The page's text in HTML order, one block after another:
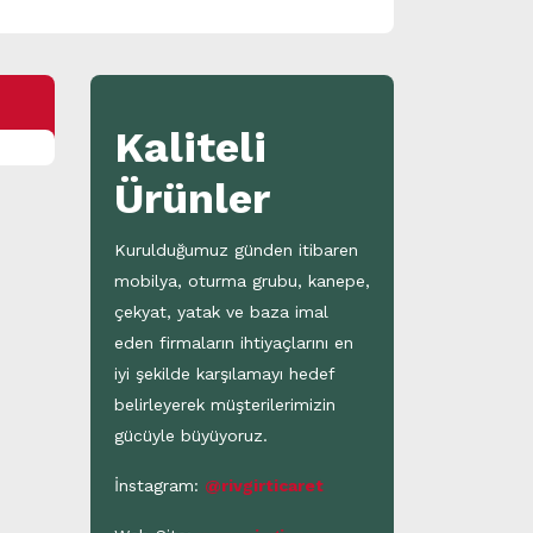
Kaliteli
Ürünler
Kurulduğumuz günden itibaren
mobilya, oturma grubu, kanepe,
çekyat, yatak ve baza imal
eden firmaların ihtiyaçlarını en
iyi şekilde karşılamayı hedef
belirleyerek müşterilerimizin
gücüyle büyüyoruz.
İnstagram: @rivgirticaret